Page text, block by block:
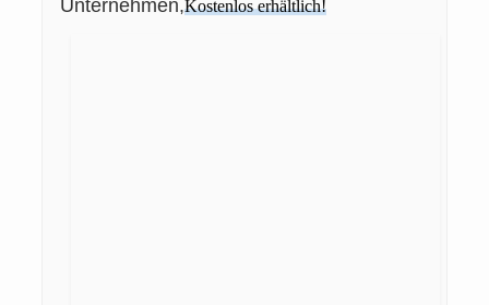
Unternehmen,Kostenlos erhältlich!